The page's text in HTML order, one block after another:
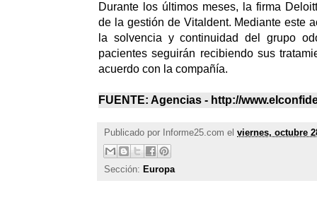
Durante los últimos meses, la firma
de la gestión de Vitaldent. Mediante este
la solvencia y continuidad del grupo
pacientes seguirán recibiendo sus
acuerdo con la compañía.
FUENTE: Agencias - http://
Publicado por Informe25.com el viernes, octubre
Sección: Europa